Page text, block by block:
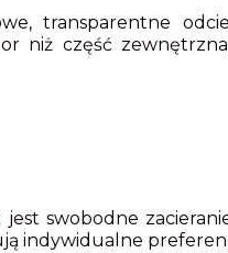
transparentne
niż część
swobodne
indywidualne